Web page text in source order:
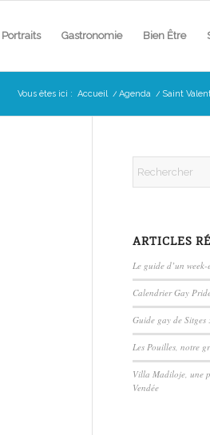
Portraits Gastronomie Bien Être
Vous êtes ici : Accueil / Agenda / Saint
ARTICLES
Le guide d’un
Calendrier Gay
Guide gay de
Les Pouilles, notre
Villa Madiloje, une
Vendée